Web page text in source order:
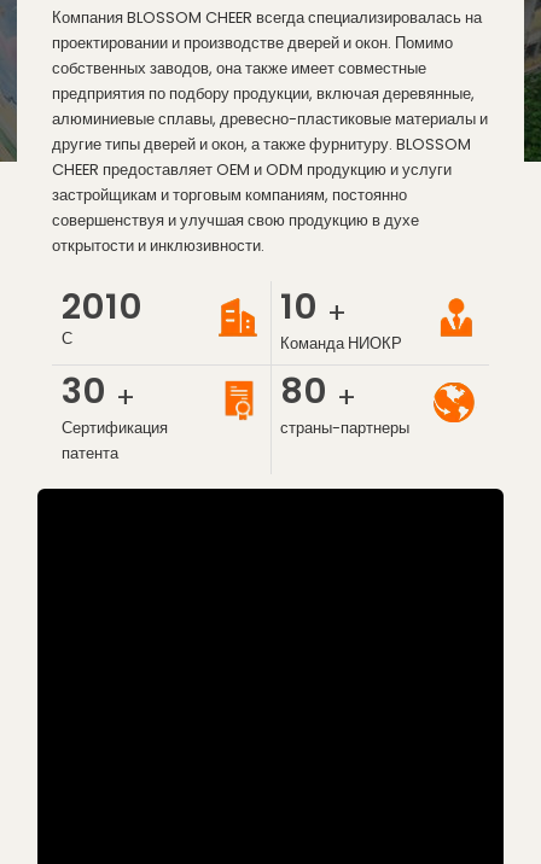
Компания BLOSSOM CHEER всегда специализировалась на
проектировании и производстве дверей и окон. Помимо
собственных заводов, она также имеет совместные
предприятия по подбору продукции, включая деревянные,
алюминиевые сплавы, древесно-пластиковые материалы и
другие типы дверей и окон, а также фурнитуру. BLOSSOM
CHEER предоставляет OEM и ODM продукцию и услуги
застройщикам и торговым компаниям, постоянно
совершенствуя и улучшая свою продукцию в духе
открытости и инклюзивности.
2010
С
10 +
Команда НИОКР
30 +
Сертификация
патента
80 +
страны-партнеры